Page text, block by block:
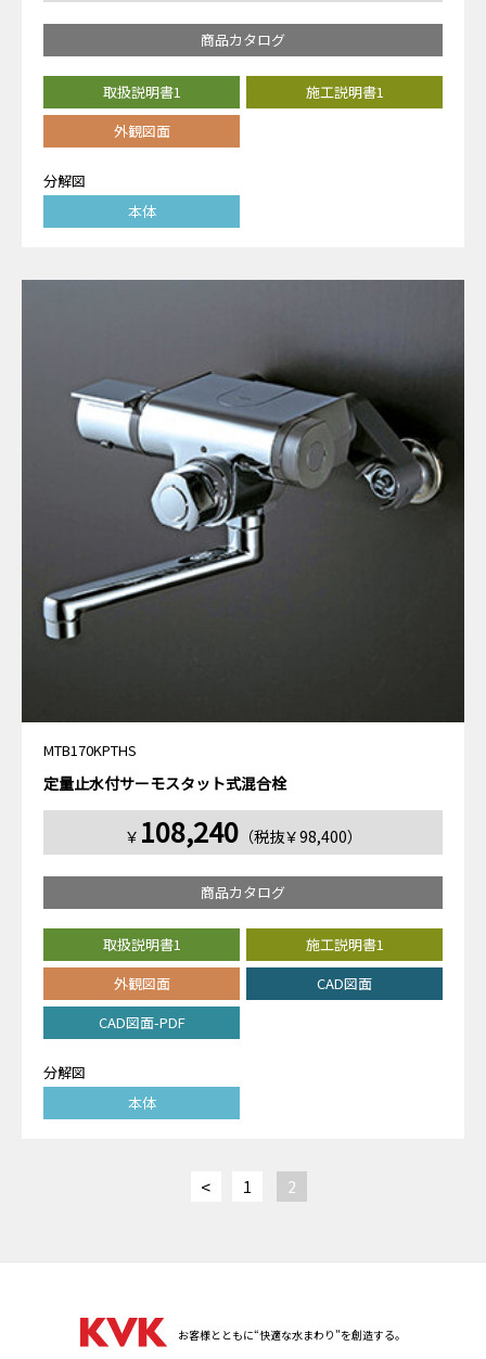
商品カタログ
取扱説明書1
施工説明書1
外観図面
分解図
本体
MTB170KPTHS
定量止水付サーモスタット式混合栓
￥ 108,240（税抜￥98,400）
商品カタログ
取扱説明書1
施工説明書1
外観図面
CAD図面
CAD図面-PDF
分解図
本体
< 1 2
お客様とともに“快適な水まわり”を創造する。